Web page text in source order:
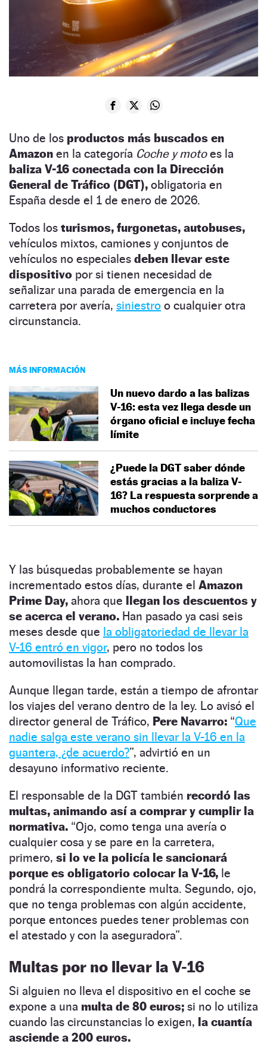
Uno de los productos más buscados en
Amazon en la categoría Coche y motoes la
baliza V-16 conectada con la Dirección
General de Tráfico (DGT), obligatoria en
España desde el 1 de enero de 2026.
Todos los turismos, furgonetas, autobuses,
vehículos mixtos, camiones y conjuntos de
vehículos no especiales deben llevar este
dispositivo por si tienen necesidad de
señalizar una parada de emergencia en la
carretera por avería, siniestro o cualquier otra
circunstancia.
MÁS INFORMACIÓN
Un nuevo dardo a las balizas
V-16: esta vez llega desde un
órgano oficial e incluye fecha
límite
¿Puede la DGT saber dónde
estás gracias a la baliza V-
16? La respuesta sorprende a
muchos conductores
Y las búsquedas probablemente se hayan
incrementado estos días, durante el Amazon
Prime Day, ahora que llegan los descuentos y
se acerca el verano. Han pasado ya casi seis
meses desde que la obligatoriedad de llevar la
V-16 entró en vigor, pero no todos los
automovilistas la han comprado.
Aunque llegan tarde, están a tiempo de afrontar
los viajes del verano dentro de la ley. Lo avisó el
director general de Tráfico, Pere Navarro: “Que
nadie salga este verano sin llevar la V-16 en la
guantera, ¿de acuerdo?”, advirtió en un
desayuno informativo reciente.
El responsable de la DGT también recordó las
multas, animando así a comprar y cumplir la
normativa. “Ojo, como tenga una avería o
cualquier cosa y se pare en la carretera,
primero, si lo ve la policía le sancionará
porque es obligatorio colocar la V-16, le
pondrá la correspondiente multa. Segundo, ojo,
que no tenga problemas con algún accidente,
porque entonces puedes tener problemas con
el atestado y con la aseguradora”.
Multas por no llevar la V-16
Si alguien no lleva el dispositivo en el coche se
expone a una multa de 80 euros; si no lo utiliza
cuando las circunstancias lo exigen, la cuantía
asciende a 200 euros.